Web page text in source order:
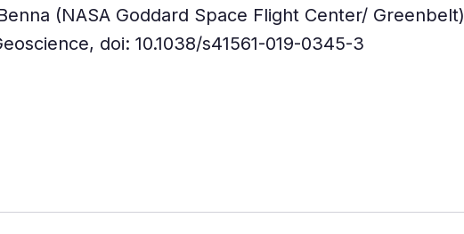
(NASA Goddard Space Flight Center/ Greenbelt)
doi: 10.1038/s41561-019-0345-3